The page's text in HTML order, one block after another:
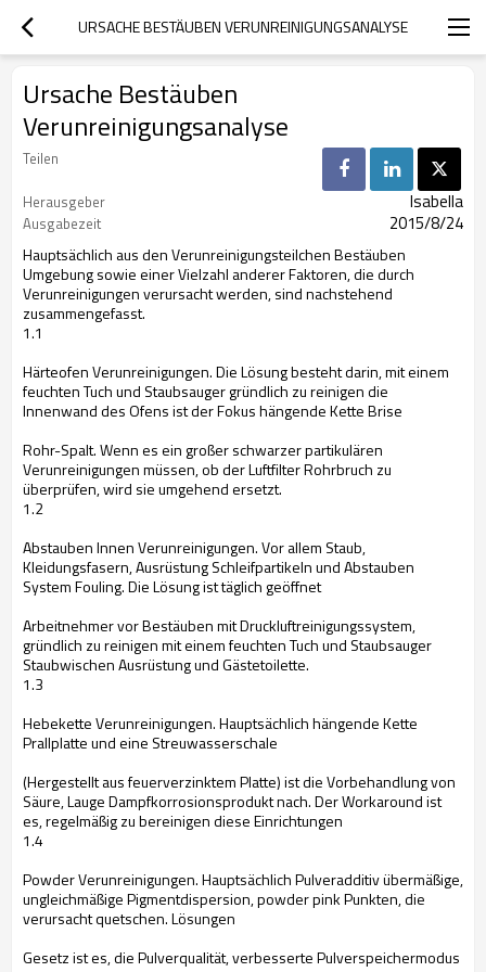
URSACHE BESTÄUBEN VERUNREINIGUNGSANALYSE
Ursache Bestäuben
Verunreinigungsanalyse
Teilen
Herausgeber
Isabella
Ausgabezeit 2015/8/24
Hauptsächlich aus den Verunreinigungsteilchen Bestäuben
Umgebung sowie einer Vielzahl anderer Faktoren, die durch
Verunreinigungen verursacht werden, sind nachstehend
zusammengefasst.
1.1
Härteofen Verunreinigungen.Die Lösung besteht darin, mit einem
feuchten Tuch und Staubsauger gründlich zu reinigen die
Innenwand des Ofens ist der Fokus hängende Kette Brise
Rohr-Spalt.Wenn es ein großer schwarzer partikulären
Verunreinigungen müssen, ob der Luftfilter Rohrbruch zu
überprüfen, wird sie umgehend ersetzt.
1.2
Abstauben Innen Verunreinigungen.Vor allem Staub,
Kleidungsfasern, Ausrüstung Schleifpartikeln und Abstauben
System Fouling.Die Lösung ist täglich geöffnet
Arbeitnehmer vor Bestäuben mit Druckluftreinigungssystem,
gründlich zu reinigen mit einem feuchten Tuch und Staubsauger
Staubwischen Ausrüstung und Gästetoilette.
1.3
Hebekette Verunreinigungen.Hauptsächlich hängende Kette
Prallplatte und eine Streuwasserschale
(Hergestellt aus feuerverzinktem Platte) ist die Vorbehandlung von
Säure, Lauge Dampfkorrosionsprodukt nach.Der Workaround ist
es, regelmäßig zu bereinigen diese Einrichtungen
1.4
Powder Verunreinigungen.Hauptsächlich Pulveradditiv übermäßige,
ungleichmäßige Pigmentdispersion, powder pink Punkten, die
verursacht quetschen.Lösungen
Gesetz ist es, die Pulverqualität, verbesserte Pulverspeichermodus